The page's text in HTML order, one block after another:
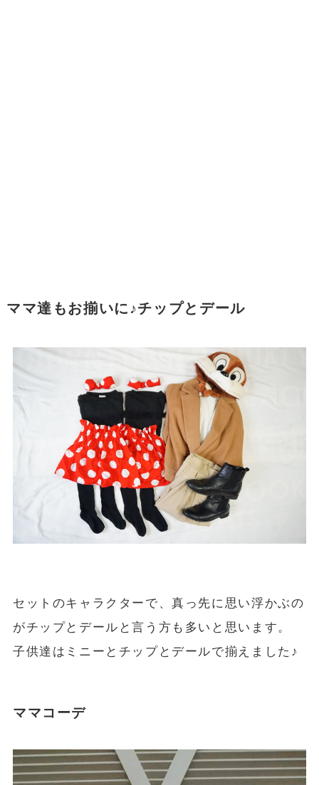
ママ達もお揃いに♪チップとデール
セットのキャラクターで、真っ先に思い浮かぶの
がチップとデールと言う方も多いと思います。
子供達はミニーとチップとデールで揃えました♪
ママコーデ